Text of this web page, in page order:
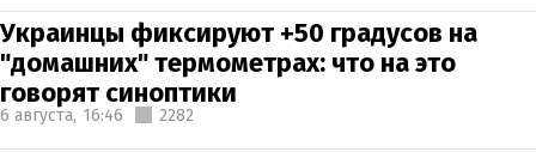
Украинцы фиксируют +50 градусов на
"домашних" термометрах: что на это
говорят синоптики
6 августа, 16:46 2282